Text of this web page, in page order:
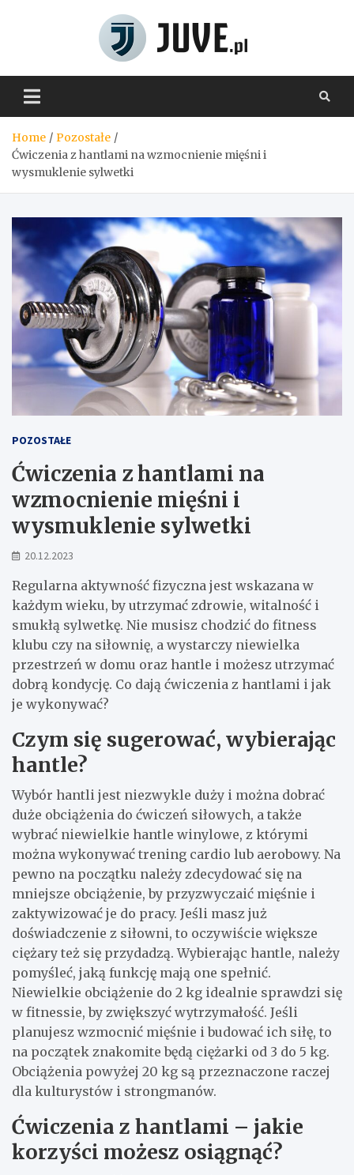
Home
Pozostałe
Ćwiczenia z hantlami na wzmocnienie mięśni i
wysmuklenie sylwetki
POZOSTAŁE
Ćwiczenia z hantlami na
wzmocnienie mięśni i
wysmuklenie sylwetki
20.12.2023
Regularna aktywność fizyczna jest wskazana w
każdym wieku, by utrzymać zdrowie, witalność i
smukłą sylwetkę. Nie musisz chodzić do fitness
klubu czy na siłownię, a wystarczy niewielka
przestrzeń w domu oraz hantle i możesz utrzymać
dobrą kondycję. Co dają ćwiczenia z hantlami i jak
je wykonywać?
Czym się sugerować, wybierając
hantle?
Wybór hantli jest niezwykle duży i można dobrać
duże obciążenia do ćwiczeń siłowych, a także
wybrać niewielkie hantle winylowe, z którymi
można wykonywać trening cardio lub aerobowy. Na
pewno na początku należy zdecydować się na
mniejsze obciążenie, by przyzwyczaić mięśnie i
zaktywizować je do pracy. Jeśli masz już
doświadczenie z siłowni, to oczywiście większe
ciężary też się przydadzą. Wybierając hantle, należy
pomyśleć, jaką funkcję mają one spełnić.
Niewielkie obciążenie do 2 kg idealnie sprawdzi się
w fitnessie, by zwiększyć wytrzymałość. Jeśli
planujesz wzmocnić mięśnie i budować ich siłę, to
na początek znakomite będą ciężarki od 3 do 5 kg.
Obciążenia powyżej 20 kg są przeznaczone raczej
dla kulturystów i strongmanów.
Ćwiczenia z hantlami – jakie
korzyści możesz osiągnąć?